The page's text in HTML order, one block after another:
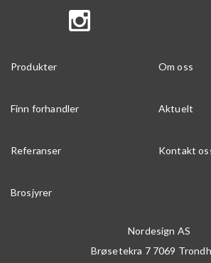
Produkter Om oss
Finn forhandler Aktuelt
Referanser Kontakt
Brosjyrer
Nordesign AS
Brøsetekra 7 7069